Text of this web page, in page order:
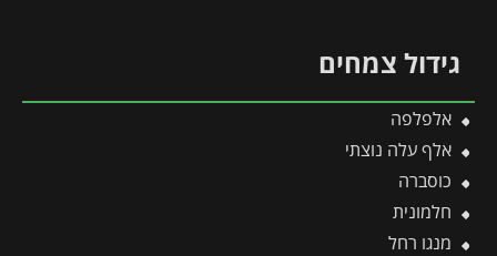
גידול צמחים
אלפלפה
אלף עלה נוצתי
כוסברה
חלמונית
מנגו רחל